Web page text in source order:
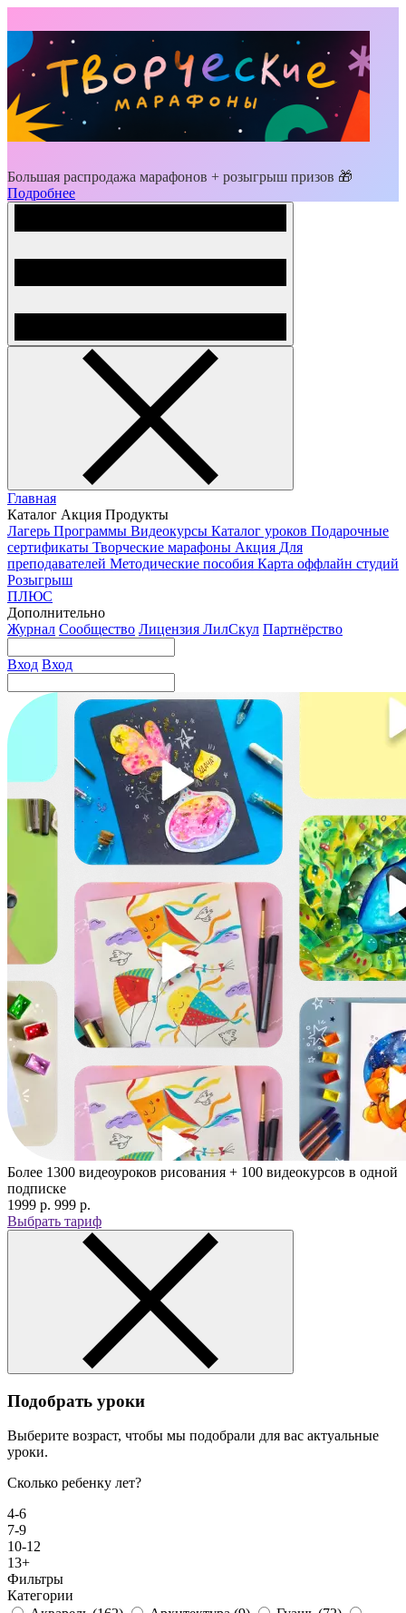
Большая распродажа марафонов + розыгрыш призов 🎁
Подробнее
Главная
Каталог Акция Продукты
Лагерь Программы Видеокурсы Каталог уроков Подарочные
сертификаты Творческие марафоны Акция Для
преподавателей Методические пособия Карта оффлайн студий
Розыгрыш
ПЛЮС
Дополнительно
Журнал Сообщество Лицензия ЛилСкул Партнёрство
Вход Вход
Более 1300 видеоуроков рисования + 100 видеокурсов в одной
подписке
1999 p. 999 p.
Выбрать тариф
Подобрать уроки
Выберите возраст, чтобы мы подобрали для вас актуальные
уроки.
Сколько ребенку лет?
4-6
7-9
10-12
13+
Фильтры
Категории